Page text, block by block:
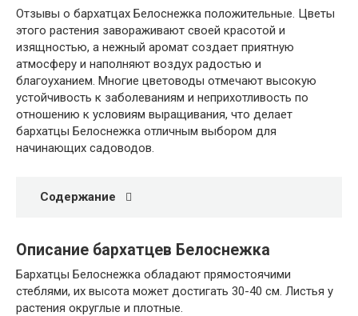
Отзывы о бархатцах Белоснежка положительные. Цветы
этого растения завораживают своей красотой и
изящностью, а нежный аромат создает приятную
атмосферу и наполняют воздух радостью и
благоуханием. Многие цветоводы отмечают высокую
устойчивость к заболеваниям и неприхотливость по
отношению к условиям выращивания, что делает
бархатцы Белоснежка отличным выбором для
начинающих садоводов.
Содержание
Описание бархатцев Белоснежка
Бархатцы Белоснежка обладают прямостоячими
стеблями, их высота может достигать 30-40 см. Листья у
растения округлые и плотные.